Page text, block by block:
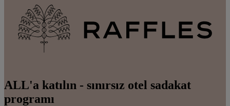
ALL'a katılın - sınırsız otel sadakat
programı